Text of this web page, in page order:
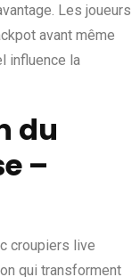
Les joueurs
avant même
influence la
du
–
croupiers live
qui transforment